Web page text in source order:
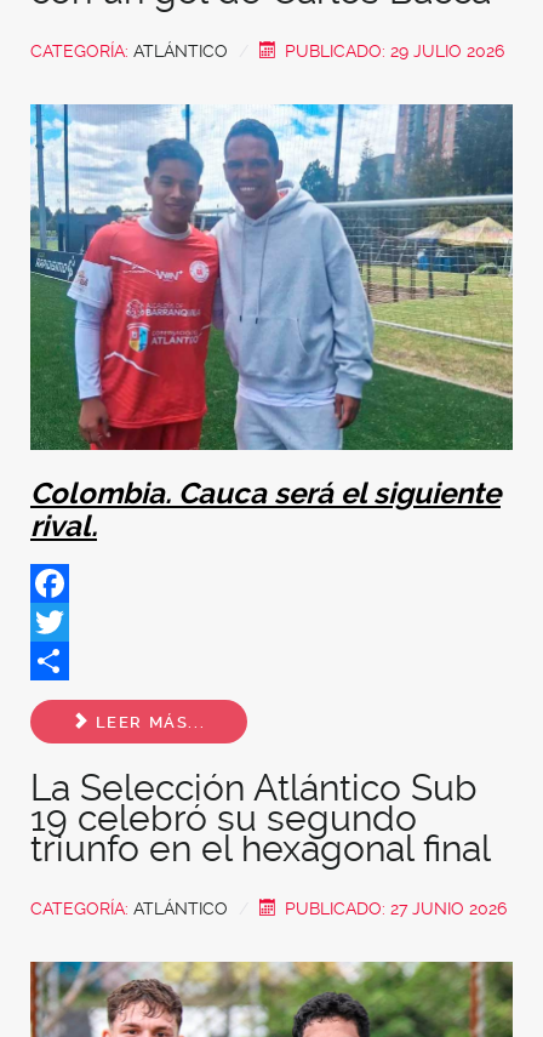
CATEGORÍA: ATLÁNTICO PUBLICADO: 29 JULIO 2026
Colombia. Cauca será el siguiente
rival.
Facebook
Twitter
Share
LEER MÁS...
La Selección Atlántico Sub
19 celebró su segundo
triunfo en el hexagonal final
CATEGORÍA: ATLÁNTICO PUBLICADO: 27 JUNIO 2026